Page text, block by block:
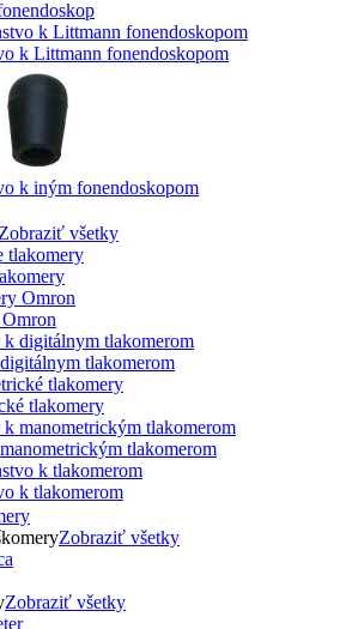
k Littmann fonendoskopom
k iným fonendoskopom
Zobraziť všetky
tlakomerom
tlakomery
tlakomerom
k tlakomerom
Zobraziť všetky
Zobraziť všetky